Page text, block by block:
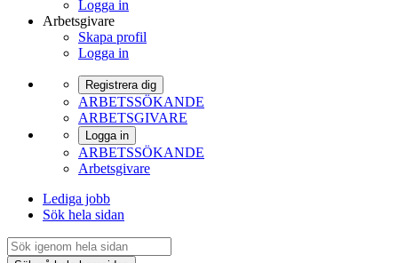
Logga in
Arbetsgivare
Skapa profil
Logga in
Registrera dig
ARBETSSÖKANDE
ARBETSGIVARE
Logga in
ARBETSSÖKANDE
Arbetsgivare
Lediga jobb
Sök hela sidan